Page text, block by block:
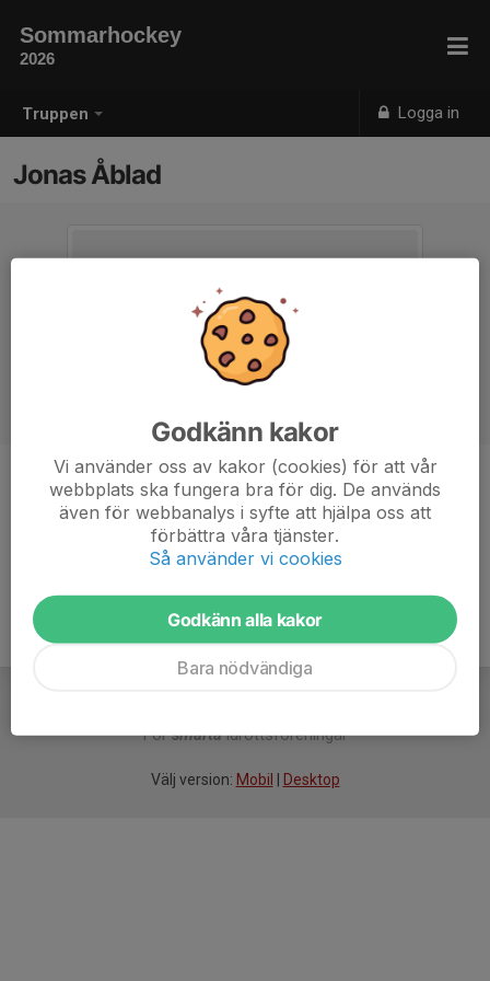
Truppen Logga in
Sommarhockey
2026
Jonas Åblad
Position
-
57 år
Försmartaidrottsföreningar
Välj version: Mobil Desktop
Godkänn kakor
Vi använder oss av kakor (cookies) för att vår
webbplats ska fungera bra för dig. De används
även för webbanalys i syfte att hjälpa oss att
förbättra våra tjänster.
Så använder vi cookies
Godkänn alla kakor
Bara nödvändiga